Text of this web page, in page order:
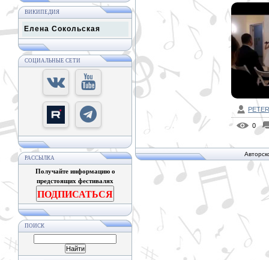
ВИКИПЕДИЯ
Елена Сокольская
СОЦИАЛЬНЫЕ СЕТИ
РАССЫЛКА
Получайте информацию о
предстоящих фестивалях
ПОДПИСАТЬСЯ
ПОИСК
PETER
0